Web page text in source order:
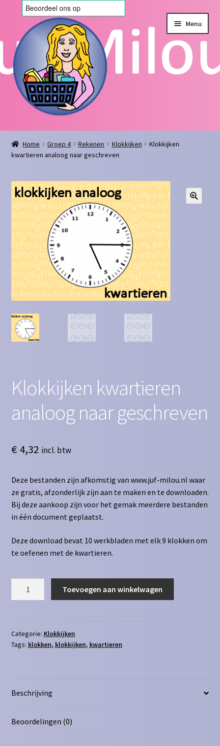
door
naar
navigatie
de
inhoud
Menu
Home
Afrekenen
Algemene voorwaarden
Blog
Contact
Homepagina
Mijn account
Privacy Policy
Winkelmand
Home Groep 4 Rekenen Klokkijken
Klokkijken
kwartieren analoog naar geschreven
Klokkijken kwartieren
analoog naar geschreven
€4,32 incl. btw
Deze bestanden zijn afkomstig van www.juf-milou.nl waar
ze gratis, afzonderlijk zijn aan te maken en te downloaden.
Bij deze aankoop zijn voor het gemak meerdere bestanden
in één document geplaatst.
Deze download bevat 10 werkbladen met elk 9 klokken om
te oefenen met de kwartieren.
geschreven
aantal
Toevoegen aan winkelwagen
Categorie: Klokkijken
Tags: klokken, klokkijken, kwartieren
Beschrijving
Beoordelingen (0)